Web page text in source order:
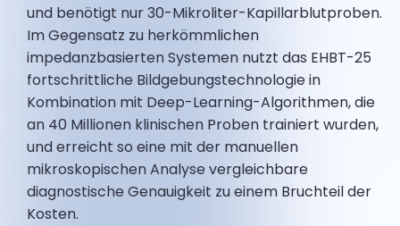
und benötigt nur 30-Mikroliter-Kapillarblutproben.
Im Gegensatz zu herkömmlichen
impedanzbasierten Systemen nutzt das EHBT-25
fortschrittliche Bildgebungstechnologie in
Kombination mit Deep-Learning-Algorithmen, die
an 40 Millionen klinischen Proben trainiert wurden,
und erreicht so eine mit der manuellen
mikroskopischen Analyse vergleichbare
diagnostische Genauigkeit zu einem Bruchteil der
Kosten.